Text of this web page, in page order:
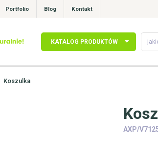
Portfolio Blog Kontakt
KATALOG PRODUKTÓW
Koszulka
AXP/